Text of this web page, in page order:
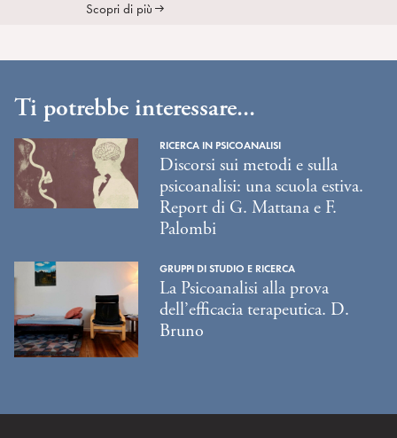
Scopri di più
Ti potrebbe interessare...
RICERCA IN PSICOANALISI
Discorsi sui metodi e sulla
psicoanalisi: una scuola estiva.
Report di G. Mattana e F.
Palombi
GRUPPI DI STUDIO E RICERCA
La Psicoanalisi alla prova
dell’efficacia terapeutica. D.
Bruno